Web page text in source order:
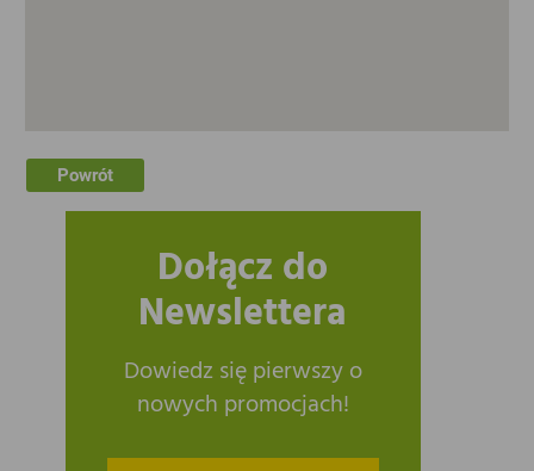
Powrót
Dołącz do
Newslettera
Dowiedz się pierwszy o
nowych promocjach!